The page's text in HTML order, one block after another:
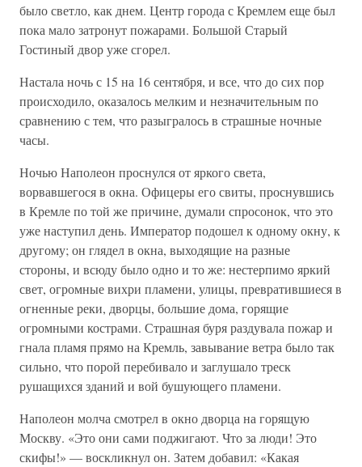
было светло, как днем. Центр города с Кремлем еще был
пока мало затронут пожарами. Большой Старый
Гостиный двор уже сгорел.
Настала ночь с 15 на 16 сентября, и все, что до сих пор
происходило, оказалось мелким и незначительным по
сравнению с тем, что разыгралось в страшные ночные
часы.
Ночью Наполеон проснулся от яркого света,
ворвавшегося в окна. Офицеры его свиты, проснувшись
в Кремле по той же причине, думали спросонок, что это
уже наступил день. Император подошел к одному окну, к
другому; он глядел в окна, выходящие на разные
стороны, и всюду было одно и то же: нестерпимо яркий
свет, огромные вихри пламени, улицы, превратившиеся в
огненные реки, дворцы, большие дома, горящие
огромными кострами. Страшная буря раздувала пожар и
гнала пламя прямо на Кремль, завывание ветра было так
сильно, что порой перебивало и заглушало треск
рушащихся зданий и вой бушующего пламени.
Наполеон молча смотрел в окно дворца на горящую
Москву. «Это они сами поджигают. Что за люди! Это
скифы!» — воскликнул он. Затем добавил: «Какая